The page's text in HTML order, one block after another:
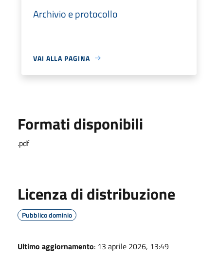
Archivio e protocollo
VAI ALLA PAGINA
Formati disponibili
.pdf
Licenza di distribuzione
Pubblico dominio
Ultimo aggiornamento: 13 aprile 2026, 13:49